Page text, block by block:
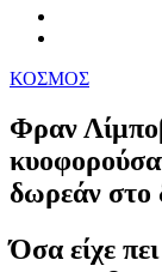
ΚΟΣΜΟΣ
Φραν
δωρεάν στο
Όσα είχε